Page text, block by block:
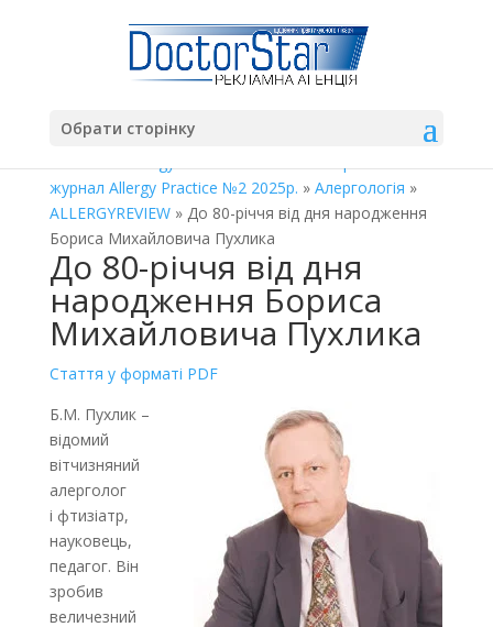
Обрати сторінку
журнал Allergy Practice №2 2025р. » Алергологія »
ALLERGYREVIEW» До 80-річчя від дня народження
Бориса Михайловича Пухлика
До 80-річчя від дня
народження Бориса
Михайловича Пухлика
Стаття у форматі PDF
Б.М. Пухлик –
відомий
вітчизняний
алерголог
і фтизіатр,
науковець,
педагог. Він
зробив
величезний